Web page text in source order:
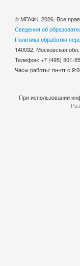
© МГАФК, 2026. Все
Сведения об
Политика обработки
140032, Московская
Телефон: +7 (495)
Часы работы: пн-пт с
При использовании